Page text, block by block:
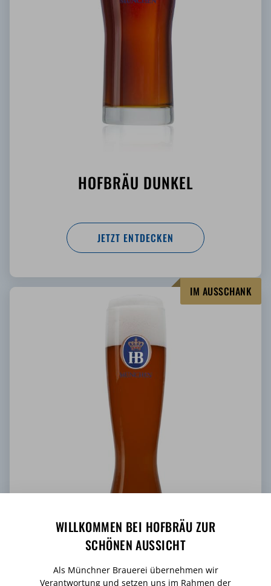
WILLKOMMEN BEI HOFBRÄU ZUR
SCHÖNEN AUSSICHT
Als Münchner Brauerei übernehmen wir
Verantwortung und setzen uns im Rahmen der
HOFBRÄU DUNKEL
JETZT ENTDECKEN
HOFBRÄU SCHWARZE WEISSE
IM AUSSCHANK